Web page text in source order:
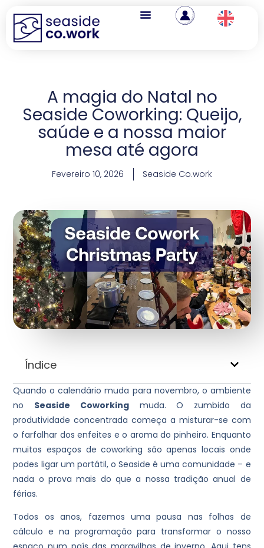
A magia do Natal no
Seaside Coworking: Queijo,
saúde e a nossa maior
mesa até agora
Fevereiro 10, 2026 Seaside Co.work
Índice
Quando o calendário muda para novembro, o ambiente
no Seaside Coworkingmuda. O zumbido da
produtividade concentrada começa a misturar-se com
o farfalhar dos enfeites e o aroma do pinheiro. Enquanto
muitos espaços de coworking são apenas locais onde
podes ligar um portátil, o Seaside é uma comunidade – e
nada o prova mais do que a nossa tradição anual de
férias.
Todos os anos, fazemos uma pausa nas folhas de
cálculo e na programação para transformar o nosso